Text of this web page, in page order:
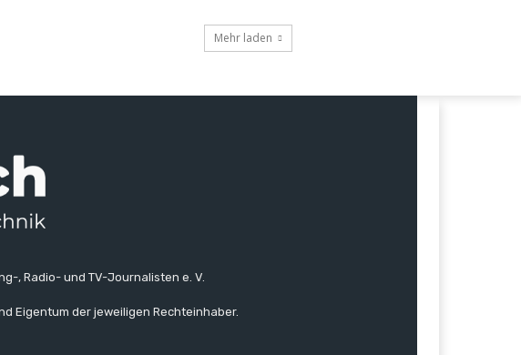
Mehr laden
, Radio- und TV-Journalisten e. V.
Eigentum der jeweiligen Rechteinhaber.